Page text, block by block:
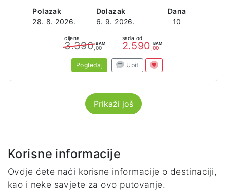
Polazak
28. 8. 2026.
Dolazak
6. 9. 2026.
Dana
10
cijena
3.390 BAM
,00
sada od
2.590 BAM
,00
Pogledaj Upit
Prikaži još
Korisne informacije
Ovdje ćete naći korisne informacije o destinaciji,
kao i neke savjete za ovo putovanje.